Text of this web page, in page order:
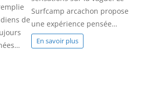
de
Surfcamp arcachon propose
une expérience pensée…
En savoir plus